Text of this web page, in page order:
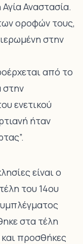
Αναστασία.
οροφών τους,
στην
από το
στην
ενετικού
ήταν
είναι ο
του 14ου
στα τέλη
προσθήκες